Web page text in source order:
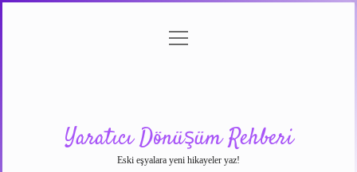
menüyü
Yaratıcı Dönüşüm Rehberi
Eski eşyalara yeni hikayeler yaz!